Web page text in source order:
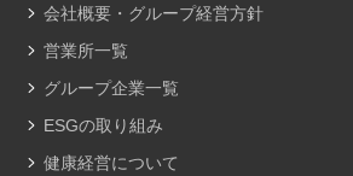
会社概要・グループ経営方針
営業所一覧
グループ企業一覧
ESGの取り組み
健康経営について